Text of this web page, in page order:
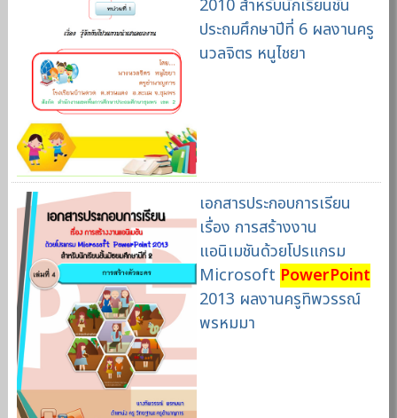
2010 สำหรับนักเรียนชั้น
ประถมศึกษาปีที่ 6 ผลงานครู
นวลจิตร หนูไชยา
เอกสารประกอบการเรียน
เรื่อง การสร้างงาน
แอนิเมชันด้วยโปรแกรม
Microsoft PowerPoint
2013 ผลงานครูทิพวรรณ์
พรหมมา